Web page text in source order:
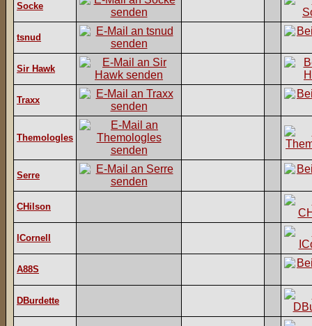
Socke
tsnud
Sir Hawk
Traxx
Themologles
Serre
CHilson
ICornell
A88S
DBurdette